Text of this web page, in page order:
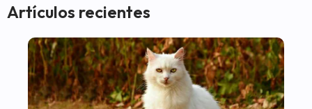
Artículos recientes